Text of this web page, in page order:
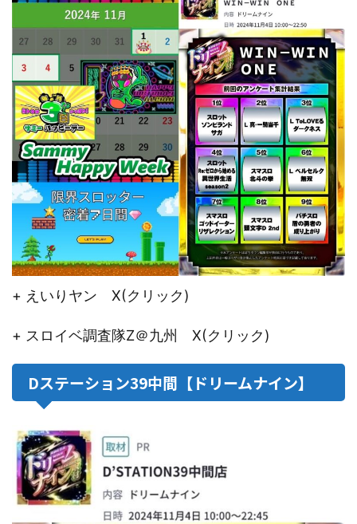
+ えいりヤン X(クリック)
+ スロイベ調査隊Z＠九州 X(クリック)
Dステーション39中間【ドリームナイン】